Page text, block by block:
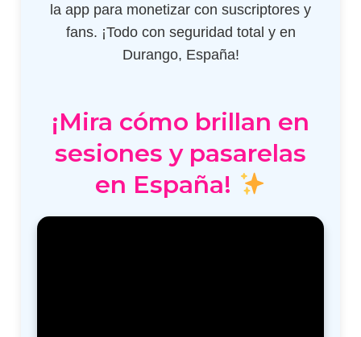
la app para monetizar con suscriptores y
fans. ¡Todo con seguridad total y en
Durango, España!
¡Mira cómo brillan en
sesiones y pasarelas
en España!